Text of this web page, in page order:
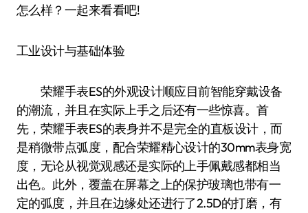
怎么样？一起来看看吧!
工业设计与基础体验
荣耀手表ES的外观设计顺应目前智能穿戴设备
的潮流，并且在实际上手之后还有一些惊喜。首
先，荣耀手表ES的表身并不是完全的直板设计，而
是稍微带点弧度，配合荣耀精心设计的30mm表身宽
度，无论从视觉观感还是实际的上手佩戴感都相当
出色。此外，覆盖在屏幕之上的保护玻璃也带有一
定的弧度，并且在边缘处还进行了2.5D的打磨，有